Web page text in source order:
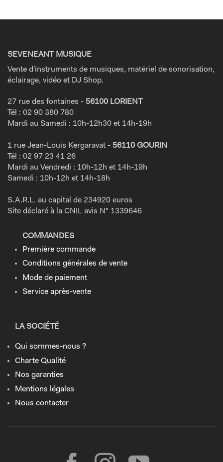
SEVENEANT MUSIQUE
Vente d'instruments de musiques, matériel de sonorisation,
éclairage, vidéo et DJ Shop.
27 rue des fontaines - 56100 LORIENT
Tél : 02 90 380 780
Mardi au Samedi : 10h-12h30 et 14h-19h
1 rue Jean-Louis Kergaravat - 56110 GOURIN
Tél : 02 97 23 41 26
Mardi au Vendredi : 10h-12h et 14h-19h
Samedi : 10h-12h et 14h-18h
S.A.R.L. au capital de 234920 euros
Site déclaré à la CNIL avis N° 1339646
COMMANDES
Première commande
Conditions générales de vente
Mode de paiement
Service après-vente
LA SOCIÉTÉ
Qui sommes-nous ?
Charte Qualité
Nos garanties
Mentions légales
Nous contacter